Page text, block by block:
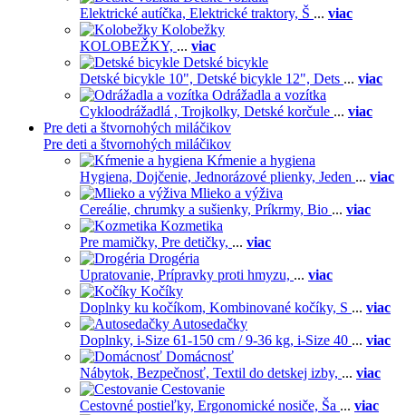
Elektrické autíčka, Elektrické traktory, Š ... viac
Kolobežky
KOLOBEŽKY, ... viac
Detské bicykle
Detské bicykle 10", Detské bicykle 12", Dets ... viac
Odrážadla a vozítka
Cykloodrážadlá , Trojkolky, Detské korčule ... viac
Pre deti a štvornohých miláčikov
Pre deti a štvornohých miláčikov
Kŕmenie a hygiena
Hygiena, Dojčenie, Jednorázové plienky, Jeden ... viac
Mlieko a výživa
Cereálie, chrumky a sušienky, Príkrmy, Bio ... viac
Kozmetika
Pre mamičky, Pre detičky, ... viac
Drogéria
Upratovanie, Prípravky proti hmyzu, ... viac
Kočíky
Doplnky ku kočíkom, Kombinované kočíky, S ... viac
Autosedačky
Doplnky, i-Size 61-150 cm / 9-36 kg, i-Size 40 ... viac
Domácnosť
Nábytok, Bezpečnosť, Textil do detskej izby, ... viac
Cestovanie
Cestovné postieľky, Ergonomické nosiče, Ša ... viac